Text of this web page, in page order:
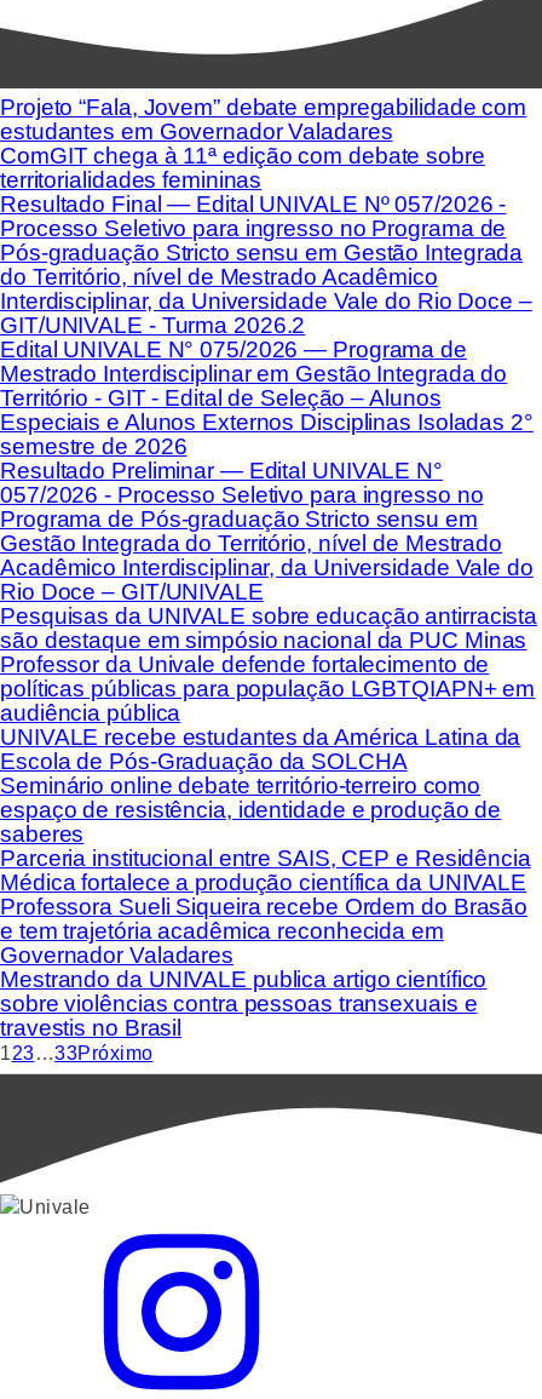
Projeto “Fala, Jovem” debate empregabilidade com
estudantes em Governador Valadares
ComGIT chega à 11ª edição com debate sobre
territorialidades femininas
Resultado Final — Edital UNIVALE Nº 057/2026 -
Processo Seletivo para ingresso no Programa de
Pós-graduação Stricto sensu em Gestão Integrada
do Território, nível de Mestrado Acadêmico
Interdisciplinar, da Universidade Vale do Rio Doce –
GIT/UNIVALE - Turma 2026.2
Edital UNIVALE N° 075/2026 — Programa de
Mestrado Interdisciplinar em Gestão Integrada do
Território - GIT - Edital de Seleção – Alunos
Especiais e Alunos Externos Disciplinas Isoladas 2°
semestre de 2026
Resultado Preliminar — Edital UNIVALE N°
057/2026 - Processo Seletivo para ingresso no
Programa de Pós-graduação Stricto sensu em
Gestão Integrada do Território, nível de Mestrado
Acadêmico Interdisciplinar, da Universidade Vale do
Rio Doce – GIT/UNIVALE
Pesquisas da UNIVALE sobre educação antirracista
são destaque em simpósio nacional da PUC Minas
Professor da Univale defende fortalecimento de
políticas públicas para população LGBTQIAPN+ em
audiência pública
UNIVALE recebe estudantes da América Latina da
Escola de Pós-Graduação da SOLCHA
Seminário online debate território-terreiro como
espaço de resistência, identidade e produção de
saberes
Parceria institucional entre SAIS, CEP e Residência
Médica fortalece a produção científica da UNIVALE
Professora Sueli Siqueira recebe Ordem do Brasão
e tem trajetória acadêmica reconhecida em
Governador Valadares
Mestrando da UNIVALE publica artigo científico
sobre violências contra pessoas transexuais e
travestis no Brasil
123…33Próximo